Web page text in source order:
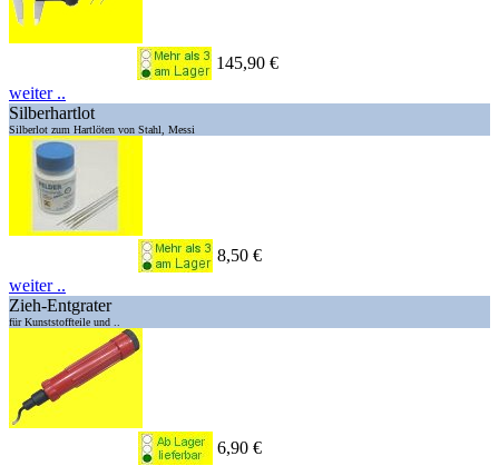
145,90 €
weiter ..
Silberhartlot
Silberlot zum Hartlöten von Stahl, Messi
8,50 €
weiter ..
Zieh-Entgrater
für Kunststoffteile und ..
6,90 €